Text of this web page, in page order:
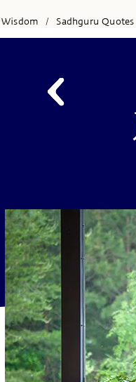
Wisdom / Sadhguru Quotes